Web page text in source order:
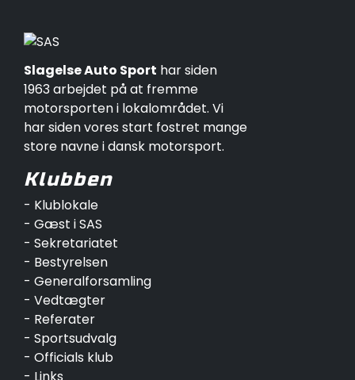
Slagelse Auto Sport har siden
1963 arbejdet på at fremme
motorsporten i lokalområdet. Vi
har siden vores start fostret mange
store navne i dansk motorsport.
Klubben
- Klublokale
- Gæst i SAS
- Sekretariatet
- Bestyrelsen
- Generalforsamling
- Vedtægter
- Referater
- Sportsudvalg
- Officials klub